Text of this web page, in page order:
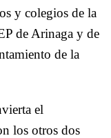
y colegios de la
de Arinaga y de
de la
el
los otros dos